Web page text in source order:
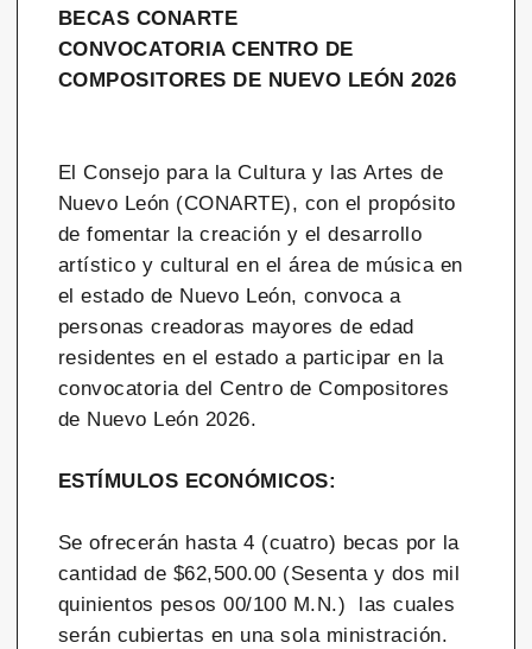
BECAS CONARTE
CONVOCATORIA CENTRO DE
COMPOSITORES DE NUEVO LEÓN 2026
El Consejo para la Cultura y las Artes de
Nuevo León (CONARTE), con el propósito
de fomentar la creación y el desarrollo
artístico y cultural en el área de música en
el estado de Nuevo León, convoca a
personas creadoras mayores de edad
residentes en el estado a participar en la
convocatoria del Centro de Compositores
de Nuevo León 2026.
ESTÍMULOS ECONÓMICOS:
Se ofrecerán hasta 4 (cuatro) becas por la
cantidad de $62,500.00 (Sesenta y dos mil
quinientos pesos 00/100 M.N.) las cuales
serán cubiertas en una sola ministración.